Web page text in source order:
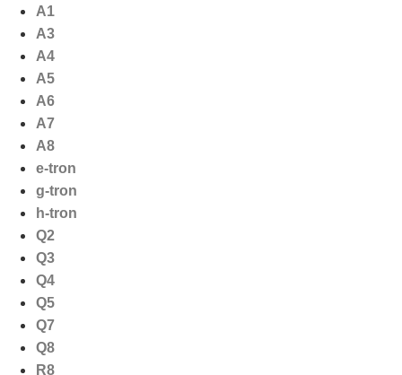
naar
inhoud
A1
A3
A4
A5
A6
A7
A8
e-tron
g-tron
h-tron
Q2
Q3
Q4
Q5
Q7
Q8
R8